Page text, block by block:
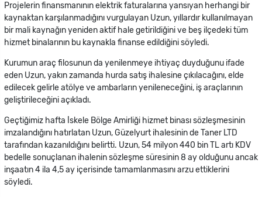
Projelerin finansmanının elektrik faturalarına yansıyan herhangi bir
kaynaktan karşılanmadığını vurgulayan Uzun, yıllardır kullanılmayan
bir mali kaynağın yeniden aktif hale getirildiğini ve beş ilçedeki tüm
hizmet binalarının bu kaynakla finanse edildiğini söyledi.
Kurumun araç filosunun da yenilenmeye ihtiyaç duyduğunu ifade
eden Uzun, yakın zamanda hurda satış ihalesine çıkılacağını, elde
edilecek gelirle atölye ve ambarların yenileneceğini, iş araçlarının
geliştirileceğini açıkladı.
Geçtiğimiz hafta İskele Bölge Amirliği hizmet binası sözleşmesinin
imzalandığını hatırlatan Uzun, Güzelyurt ihalesinin de Taner LTD
tarafından kazanıldığını belirtti. Uzun, 54 milyon 440 bin TL artı KDV
bedelle sonuçlanan ihalenin sözleşme süresinin 8 ay olduğunu ancak
inşaatın 4 ila 4,5 ay içerisinde tamamlanmasını arzu ettiklerini
söyledi.